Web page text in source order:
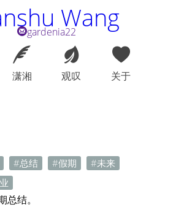
Wang
gardenia22
潇湘 观叹 关于
总结 假期
未来
结。